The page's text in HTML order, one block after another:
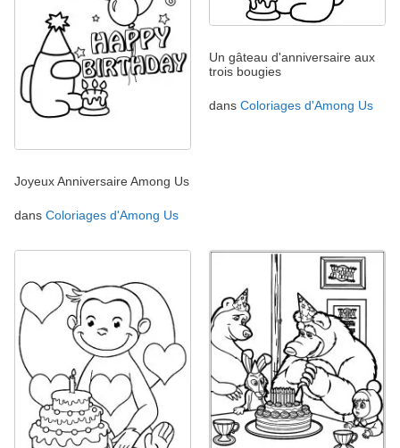
Joyeux Anniversaire Among Us
dans Coloriages d'Among Us
Un gâteau d'anniversaire aux
trois bougies
dans Coloriages d'Among Us